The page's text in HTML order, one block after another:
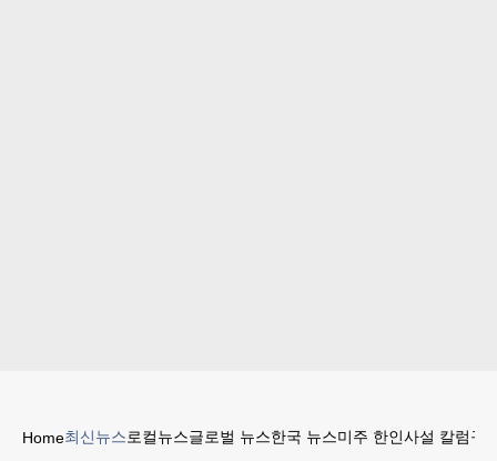
Home최신뉴스로컬뉴스글로벌 뉴스한국 뉴스미주 한인사설 칼럼구